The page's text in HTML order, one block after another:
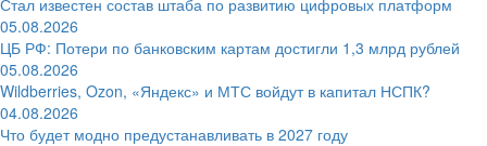
05.08.2026
ЦБ РФ: Потери по банковским картам достигли 1,3 млрд рублей
05.08.2026
Wildberries, Ozon, «Яндекс» и МТС войдут в капитал НСПК?
04.08.2026
Что будет модно предустанавливать в 2027 году